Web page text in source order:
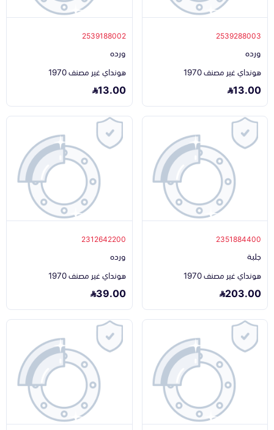
2539288003
ورده
هونداي غير مصنف 1970
13.00
2539188002
ورده
هونداي غير مصنف 1970
13.00
2351884400
جلبة
هونداي غير مصنف 1970
203.00
2312642200
ورده
هونداي غير مصنف 1970
39.00